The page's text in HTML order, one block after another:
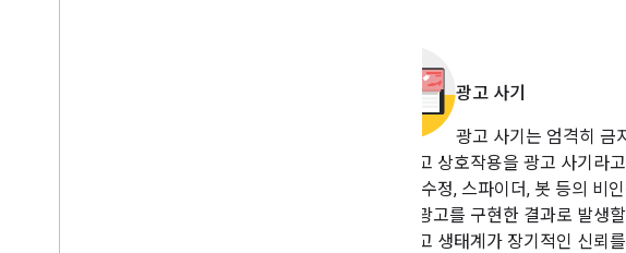
광고 사기
광고 사기는 엄격히 금
성된 광고 상호작용을 광고 사기라
경 또는 수정, 스파이더, 봇 등의
식으로 광고를 구현한 결과로 발생
바일 광고 생태계가 장기적인 신뢰